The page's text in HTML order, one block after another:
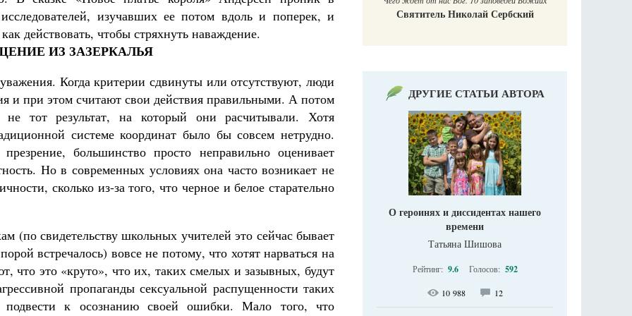
изучавших ее потом вдоль и поперек, и
действовать, чтобы стряхнуть наваждение.
ИЗ ЗАЗЕРКАЛЬЯ
Когда критерии сдвинуты или отсутствуют, люди
и при этом считают свои действия правильными. А потом
не тот результат, на который они расчитывали. Хотя
системе координат было бы совсем нетрудно.
большинство просто неправильно оценивает
Но в современных условиях она часто возникает не
сколько из-за того, что черное и белое старательно
(по свидетельству школьных учителей это сейчас бывает
встречалось) вовсе не потому, что хотят нарваться на
что это «круто», что их, таких смелых и зазывных, будут
пропаганды сексуальной распущенности таких
подвести к осознанию своей ошибки. Мало того, что
Кирилл Мурышев Святитель Николай Сербский
ДРУГИЕ СТАТЬИ АВТОРА
О героинях и диссидентах нашего
времени
Татьяна Шишова
Рейтинг: 9.6 Голосов: 592
10 988 12